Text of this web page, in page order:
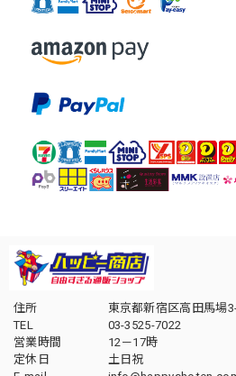
住所
東京都新宿区高田馬場
TEL
03-3525-7022
営業時間
12－17時
定休日
土日祝